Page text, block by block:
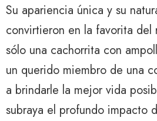
Su apariencia única y su
convirtieron en la favorita del
sólo una cachorrita con
un querido miembro de una
a brindarle la mejor vida
subraya el profundo impacto